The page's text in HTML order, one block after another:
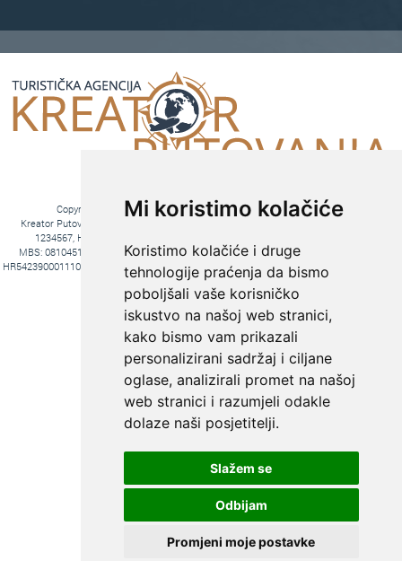
Mi koristimo kolačiće
Koristimo kolačiće i druge
tehnologije praćenja da bismo
poboljšali vaše korisničko
iskustvo na našoj web stranici,
kako bismo vam prikazali
personalizirani sadržaj i ciljane
oglase, analizirali promet na našoj
web stranici i razumjeli odakle
dolaze naši posjetitelji.
Slažem se
Odbijam
Promjeni moje postavke
KREIRAJTE PUTOVANJE PREMA
SVOJIM ŽELJAMA:
Copyright © 2016. Kreator Putovanja d.o.o. – Sva prava zadržana
Kreator Putovanja d.o.o. turistička agencija, Jakova Gotovca 6, 10000 Zagreb, MB:
1234567, HR-AB-01-081045102, OIB:44590047047, Trgovački sud u Zagrebu,
MBS: 081045102, Hrvatska Poštanska Banka d.d. Jurišićeva 4, 10000 Zagreb, IBAN
HR5423900011100969366, temeljni kapital 20.000,00 kn uplaćeno u cijelosti, direktori Ana
Pavlović i Hrvoje Bažon, Voditelj poslova Hrvoje Bažon
Fiksni tečaj konverzije: 1€ = 7,53450 kn